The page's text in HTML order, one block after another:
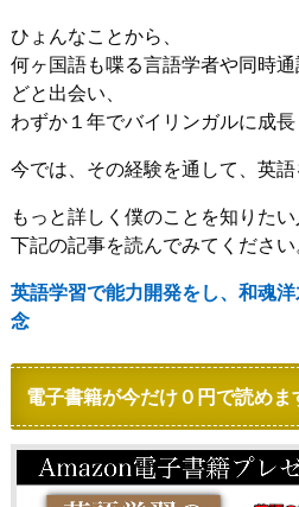
ひょんなことから、
何ヶ国語も喋る言語学者や同時
どと出会い、
わずか１年でバイリンガルに成長
今では、その経験を通して、英語
もっと詳しく僕のことを知りたい
下記の記事を読んでみてください
英語学習で能力開発をし、和魂
念
電子書籍が今だけ０円で読めま